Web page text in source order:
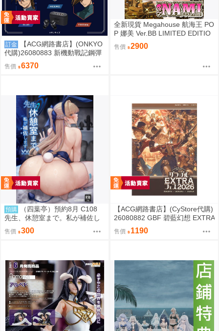
訂金
【ACG網路書店】(ONKYO
代購)26080883 新機動戰記鋼彈
W 聯名耳機 CP-TWS01F
售價 6370
全新現貨 Megahouse 航海王 PO
P 娜美 Ver.BB LIMITED EDITIO
N PVC
售價 2900
預購
（四葉亭）預約8月 C108
先生、休憩室まで。私が補佐し
ますVV かのぱん
售價 300
【ACG網路書店】(CyStore代購)
26080882 GBF 碧藍幻想 EXTRA
Fes 2026 場刊 附:序號
售價 1190